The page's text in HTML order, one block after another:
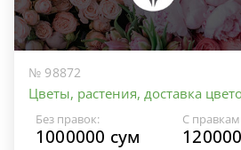
№ 98872
Цветы, растения, доставка
Без правок:
1000000 сум
С